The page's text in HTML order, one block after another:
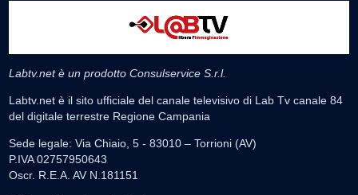
Labtv.net è un prodotto Consulservice S.r.l.
Labtv.net è il sito ufficiale del canale televisivo di Lab Tv canale 84
del digitale terrestre Regione Campania
Sede legale: Via Chiaio, 5 - 83010 – Torrioni (AV)
P.IVA 02757950643
Oscr. R.E.A. AV N.181151